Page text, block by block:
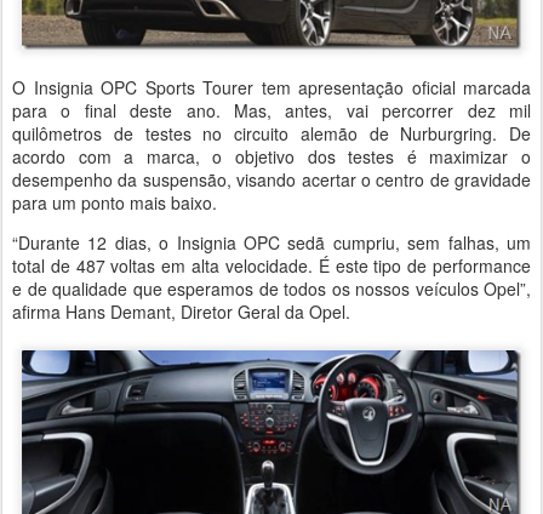
O Insignia OPC Sports Tourer tem apresentação oficial marcada
para o final deste ano. Mas, antes, vai percorrer dez mil
quilômetros de testes no circuito alemão de Nurburgring. De
acordo com a marca, o objetivo dos testes é maximizar o
desempenho da suspensão, visando acertar o centro de gravidade
para um ponto mais baixo.
“Durante 12 dias, o Insignia OPC sedã cumpriu, sem falhas, um
total de 487 voltas em alta velocidade. É este tipo de performance
e de qualidade que esperamos de todos os nossos veículos Opel”,
afirma Hans Demant, Diretor Geral da Opel.